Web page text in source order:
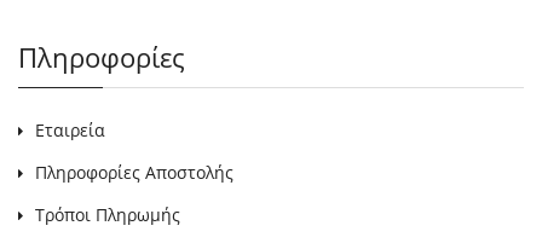
Πληροφορίες
Εταιρεία
Πληροφορίες Αποστολής
Τρόποι Πληρωμής